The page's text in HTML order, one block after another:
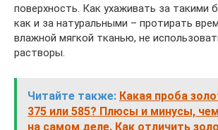
поверхность. Как ухаживать за такими
как и за натуральными – протирать
влажной мягкой тканью, не
растворы.
Читайте также: Какая проба
375 или 585? Плюсы и минусы,
на самом деле. Как отличить